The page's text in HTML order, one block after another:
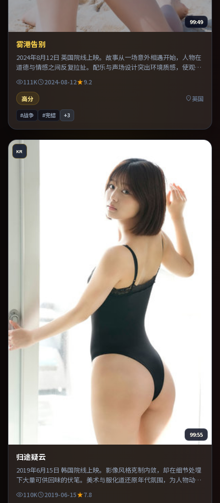
99:49
雾港告别
2024年8月12日 英国院线上映。故事从一场意外相遇开始，人物在
道德与情感之间反复拉扯。配乐与声场设计突出环境质感，使观众
更易沉浸其中。整体完成度较高，适合周末一口气看完。
111K 2024-08-12
9.2
高分
英国
#战争 #完结 +3
KR
99:55
归途疑云
2019年6月15日 韩国院线上映。影像风格克制内敛，却在细节处埋
下大量可供回味的伏笔。美术与服化道还原年代氛围，为人物动机
提供可信支撑。推荐给偏爱群像戏与命运母题的影迷。
110K 2019-06-15
7.8